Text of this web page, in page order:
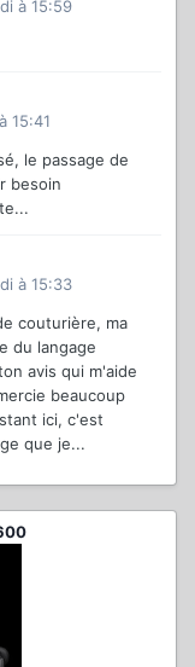
à 15:59
15:41
le passage de
besoin
à 15:33
couturière, ma
du langage
avis qui m'aide
beaucoup
ici, c'est
que je...